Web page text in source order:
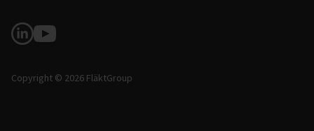
Soziale Medien
Copyright © 2026 FläktGroup